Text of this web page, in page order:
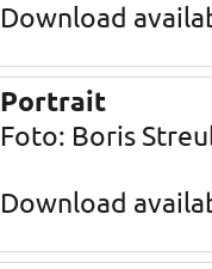
Download
Portrait
Foto: Boris
Download